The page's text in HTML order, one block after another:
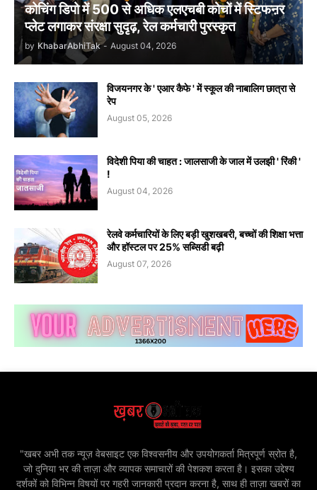
कोचिंग डिपो में 500 से अधिक एलएचबी कोचों में स्टिफऩर
प्लेट लगाकर संरक्षा सुदृढ़, रेल कर्मचारी पुरस्कृत
by KhabarAbhiTak - August 04, 2026
विजयनगर के ' एआर कैफे ' में स्कूल की नाबालिग छात्रा से
रेप
August 05, 2026
विदेशी पिया की चाहत : जालसाजी के जाल में उलझी ' रिंकी '
!
August 04, 2026
रेलवे कर्मचारियों के लिए बड़ी खुशखबरी, बच्चों की शिक्षा भत्ता
और हॉस्टल पर 25% सब्सिडी बढ़ी
August 07, 2026
"खबर अभी तक न्यूज़ वेबसाइट एक विश्वसनीय और उपयोगकर्ता मित्रपूर्ण स्रोत है,
जो दुनिया भर की ताज़ा और व्यापक समाचारों की पेशकश करता है। इसका उद्देश्य
दर्शकों को विभिन्न विषयों पर गहरी जानकारी प्रदान करना है, साथ ही ताज़ा खबरों का